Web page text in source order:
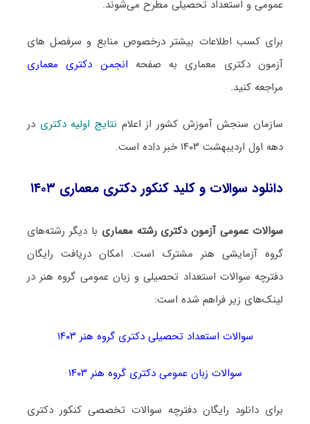
عمومی و استعداد تحصیلی مطرح می‌شوند.
برای کسب اطلاعات بیشتر درخصوص منابع و سرفصل های
آزمون دکتری معماری به صفحه انجمن دکتری معماری
مراجعه کنید.
سازمان سنجش آموزش کشور از اعلام نتایج اولیه دکتری در
دهه اول اردیبهشت ۱۴۰۳ خبر داده است.
دانلود سوالات و کلید کنکور دکتری معماری ۱۴۰۳
سوالات عمومی آزمون دکتری رشته معماری با دیگر رشته‌های
گروه آزمایشی هنر مشترک است. امکان دریافت رایگان
دفترچه سوالات استعداد تحصیلی و زبان عمومی گروه هنر در
لینک‌های زیر فراهم شده است:
سوالات استعداد تحصیلی دکتری گروه هنر ۱۴۰۳
سوالات زبان عمومی دکتری گروه هنر ۱۴۰۳
برای دانلود رایگان دفترچه سوالات تخصصی کنکور دکتری